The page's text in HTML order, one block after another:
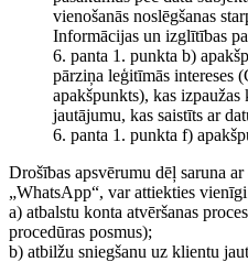
vienošanās noslēgšanas
Informācijas un izglītības
6. panta 1. punkta b)
pārziņa leģitīmās intereses
apakšpunkts), kas
jautājumu, kas saistīts ar
6. panta 1. punkta f)
Drošības apsvērumu dēļ saruna
„WhatsApp“, var attiekties
a) atbalstu konta atvēršanas
procedūras posmus);
b) atbilžu sniegšanu uz klientu